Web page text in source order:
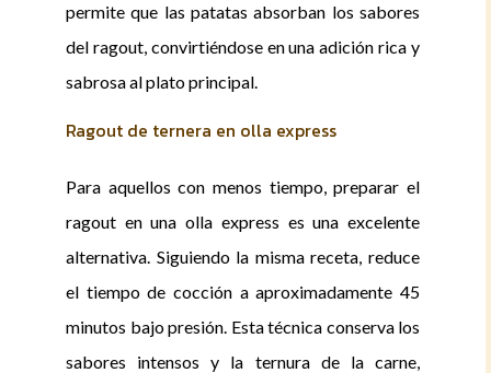
permite que las patatas absorban los sabores
del ragout, convirtiéndose en una adición rica y
sabrosa al plato principal.
Ragout de ternera en olla express
Para aquellos con menos tiempo, preparar el
ragout en una olla express es una excelente
alternativa. Siguiendo la misma receta, reduce
el tiempo de cocción a aproximadamente 45
minutos bajo presión. Esta técnica conserva los
sabores intensos y la ternura de la carne,